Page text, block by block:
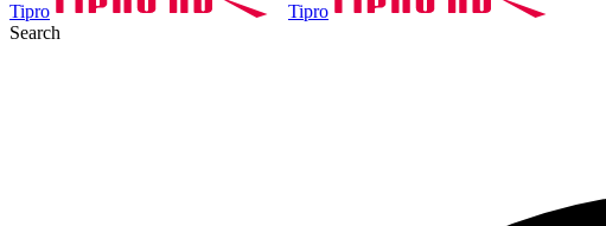
Tipro
Tipro
Search